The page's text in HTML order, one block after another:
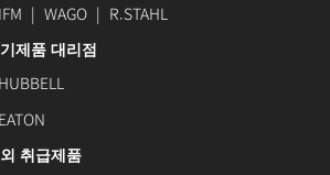
IFM | WAGO | R.STAHL
제품 대리점
HUBBELL
EATON
취급제품